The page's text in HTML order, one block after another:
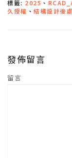
o
o
k
開
啟
標籤: 2025 、
久授權 、 結構設計後
發佈留言
留言